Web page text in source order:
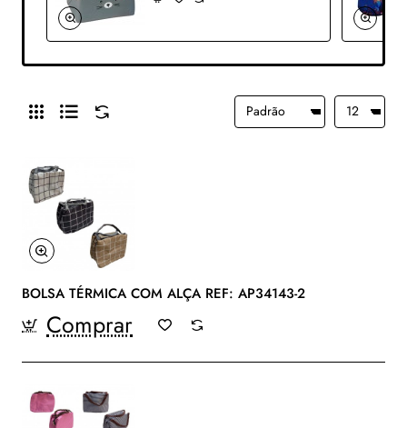
BOLSA TÉRMICA COM ALÇA REF: AP34143-2
Comprar